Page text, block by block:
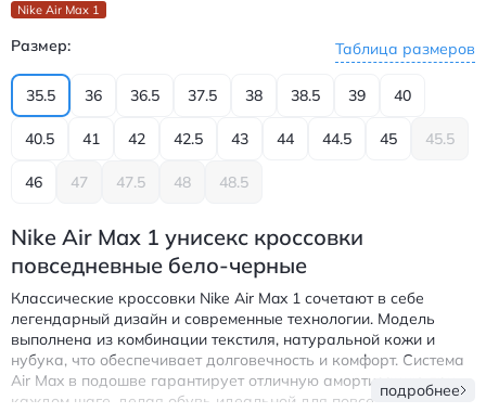
Nike Air Max 1
Размер: Таблица размеров
35.5 36 36.5 37.5 38 38.5 39 40
40.5 41 42 42.5 43 44 44.5 45 45.5
46 47 47.5 48 48.5
Nike Air Max 1 унисекс кроссовки
повседневные бело-черные
Классические кроссовки Nike Air Max 1 сочетают в себе
легендарный дизайн и современные технологии. Модель
выполнена из комбинации текстиля, натуральной кожи и
нубука, что обеспечивает долговечность и комфорт. Система
Air Max в подошве гарантирует отличную амортизацию при
каждом шаге, делая обувь идеальной для повседневной
подробнее